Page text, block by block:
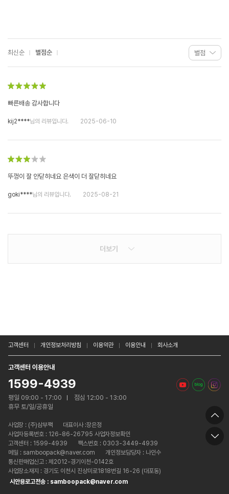
최신순 별점순
빠른배송 감사합니다
kij2****님의 리뷰입니다. 2025-06-10
뚜껑이 잘 안닫히네요 은색이 더 잘닫히네요
goki****님의 리뷰입니다. 2025-08-21
더보기
고객센터 개인정보처리방침 이용약관 이용안내 회사소개
고객센터 이용안내
1599-4939
평일 09:00 - 17:00
점심 12:00 - 13:00
휴무 토/일/공휴일
사업장 : (주)삼부팩
대표이사 :장은정
사업자등록번호 : 126-86-26795 사업자정보확인
고객센터 : 1599-4939
팩스번호 : 0303-3449-4939
메일 : samboopack@naver.com
개인정보담당자 : 나인수
통신판매업신고 : 제2012-경기이천-0142호
사업장소재지 : 경기도 이천시 진상미로1818번길 16-26 (대포동)
시안용로고전송 : samboopack@naver.com